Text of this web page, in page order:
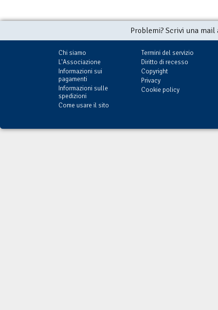
Problemi? Scrivi una
Chi siamo
L'Associazione
Informazioni sui
pagamenti
Informazioni sulle
spedizioni
Come usare il sito
Termini del servizio
Diritto di recesso
Copyright
Privacy
Cookie policy